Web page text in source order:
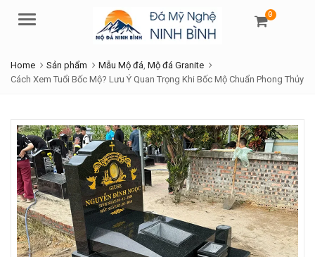
Menu
0
Home Sản phẩm Mẫu Mộ đá Mộ đá Granite
Cách Xem Tuổi Bốc Mộ? Lưu Ý Quan Trọng Khi Bốc Mộ Chuẩn Phong Thủy